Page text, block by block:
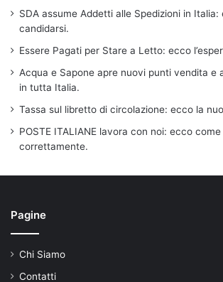
SDA assume Addetti alle Spedizioni in
candidarsi.
Essere Pagati per Stare a Letto: ecco
Acqua e Sapone apre nuovi punti vendita e
in tutta Italia.
Tassa sul libretto di circolazione: ecco la
POSTE ITALIANE lavora con noi: ecco
correttamente.
Pagine
Chi Siamo
Contatti